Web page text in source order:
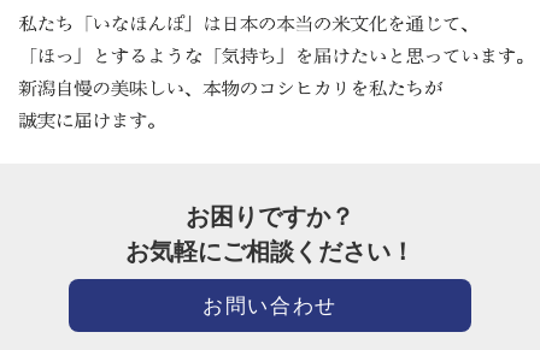
お困りですか？
お気軽にご相談ください！
お問い合わせ